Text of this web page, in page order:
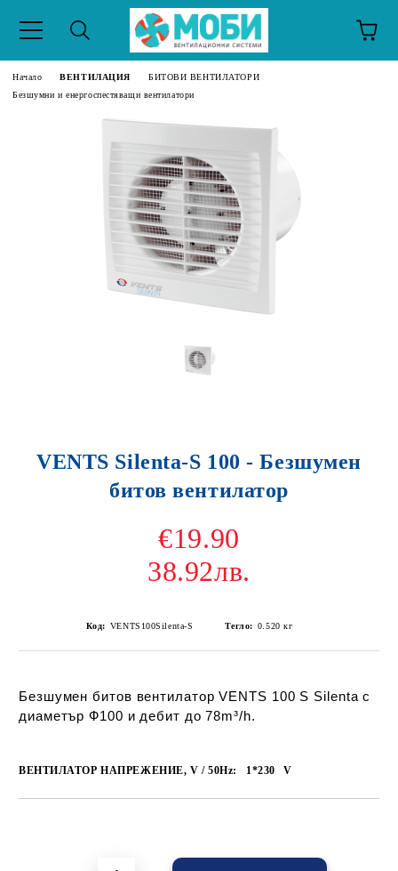
Начало ВЕНТИЛАЦИЯ
БИТОВИ ВЕНТИЛАТОРИ
Безшумни и енергоспестяващи вентилатори
VENTS Silenta-S 100 - Безшумен
битов вентилатор
€19.90
38.92лв.
Код: VENTS100Silenta-S Тегло: 0.520 кг
Безшумен битов вентилатор VENTS 100 S Silenta с
диаметър Ф100 и дебит до 78m³/h.
ВЕНТИЛАТОР НАПРЕЖЕНИЕ, V / 50Hz: 1*230 V